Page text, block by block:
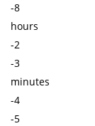
-8
hours
-2
-3
minutes
-4
-5